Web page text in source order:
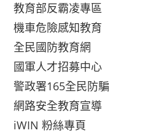
教育部反霸凌專區
機車危險感知教育
全民國防教育網
國軍人才招募中心
警政署165全民防騙
網路安全教育宣導
iWIN 粉絲專頁